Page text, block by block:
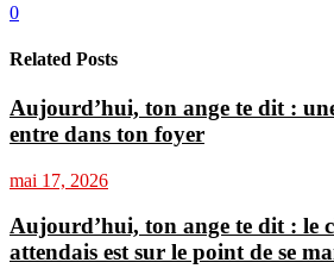
0
Related Posts
Aujourd’hui, ton ange te dit :
entre dans ton foyer
mai 17, 2026
Aujourd’hui, ton ange te dit : le
attendais est sur le point de se